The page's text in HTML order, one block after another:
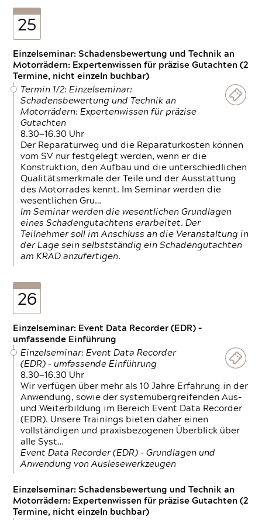
25
Einzelseminar: Schadensbewertung und Technik an
Motorrädern: Expertenwissen für präzise Gutachten (2
Termine, nicht einzeln buchbar)
Termin 1/2: Einzelseminar:
Schadensbewertung und Technik an
Motorrädern: Expertenwissen für präzise
Gutachten
8.30—16.30 Uhr
Der Reparaturweg und die Reparaturkosten können
vom SV nur festgelegt werden, wenn er die
Konstruktion, den Aufbau und die unterschiedlichen
Qualitätsmerkmale der Teile und der Ausstattung
des Motorrades kennt. Im Seminar werden die
wesentlichen Gru…
Im Seminar werden die wesentlichen Grundlagen
eines Schadengutachtens erarbeitet. Der
Teilnehmer soll im Anschluss an die Veranstaltung in
der Lage sein selbstständig ein Schadengutachten
am KRAD anzufertigen.
26
Einzelseminar: Event Data Recorder (EDR) –
umfassende Einführung
Einzelseminar: Event Data Recorder
(EDR) – umfassende Einführung
8.30—16.30 Uhr
Wir verfügen über mehr als 10 Jahre Erfahrung in der
Anwendung, sowie der systemübergreifenden Aus-
und Weiterbildung im Bereich Event Data Recorder
(EDR). Unsere Trainings bieten daher einen
vollständigen und praxisbezogenen Überblick über
alle Syst…
Event Data Recorder (EDR) – Grundlagen und
Anwendung von Auslesewerkzeugen
Einzelseminar: Schadensbewertung und Technik an
Motorrädern: Expertenwissen für präzise Gutachten (2
Termine, nicht einzeln buchbar)